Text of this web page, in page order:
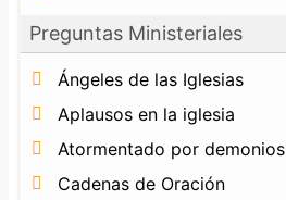
Preguntas Ministeriales
Ángeles de las Iglesias
Aplausos en la iglesia
Atormentado por demonios
Cadenas de Oración